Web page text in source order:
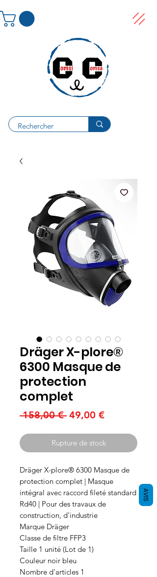
Dräger X-plore®
6300 Masque de
protection
complet
158,00 € Prix
49,00 €Prix
Rupture de stock
Dräger X-plore® 6300 Masque de
protection complet | Masque
intégral avec raccord fileté standard
Rd40 | Pour des travaux de
construction, d’industrie
Marque Dräger
Classe de filtre FFP3
Taille 1 unité (Lot de 1)
Couleur noir bleu
Nombre d'articles 1
AVIS